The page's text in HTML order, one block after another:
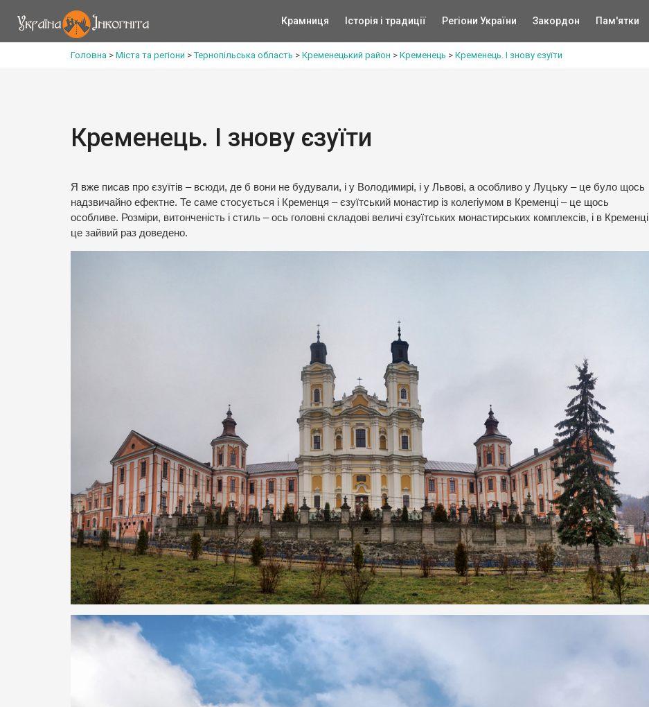
Крамниця Історія і традиції Регіони України Закордон Пам'ятки
Головна > Міста та регіони >Тернопільська область > Кременецький район > Кременець > Кременець. І знову єзуїти
Кременець. І знову єзуїти
Я вже писав про єзуїтів – всюди, де б вони не будували, і у Володимирі, і у Львові, а особливо у Луцьку – це було щось
надзвичайно ефектне. Те саме стосується і Кременця – єзуїтський монастир із колегіумом в Кременці – це щось
особливе. Розміри, витонченість і стиль – ось головні складові величі єзуїтських монастирських комплексів, і в Кременці
це зайвий раз доведено.